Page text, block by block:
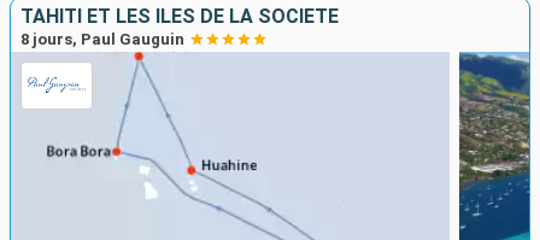
TAHITI ET LES ÎLES DE LA SOCIÉTÉ
8 jours, Paul Gauguin